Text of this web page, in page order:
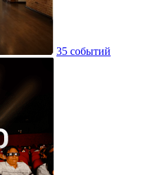
35 событий